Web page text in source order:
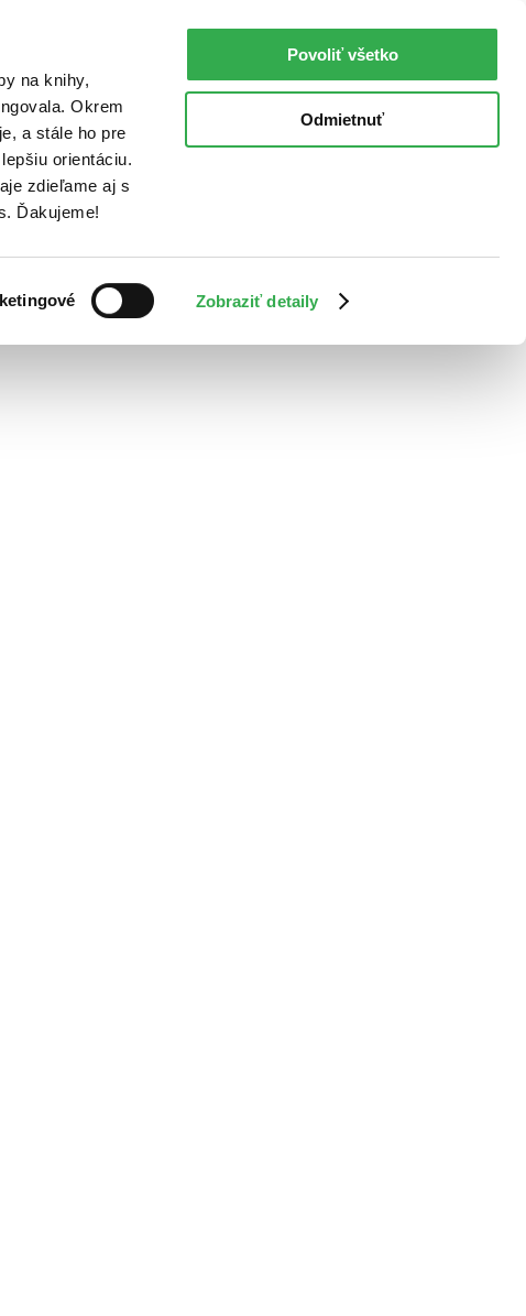
na knihy,
Okrem
a stále ho pre
orientáciu.
zdieľame aj s
Ďakujeme!
Zobraziť detaily
Povoliť všetko
Odmietnuť